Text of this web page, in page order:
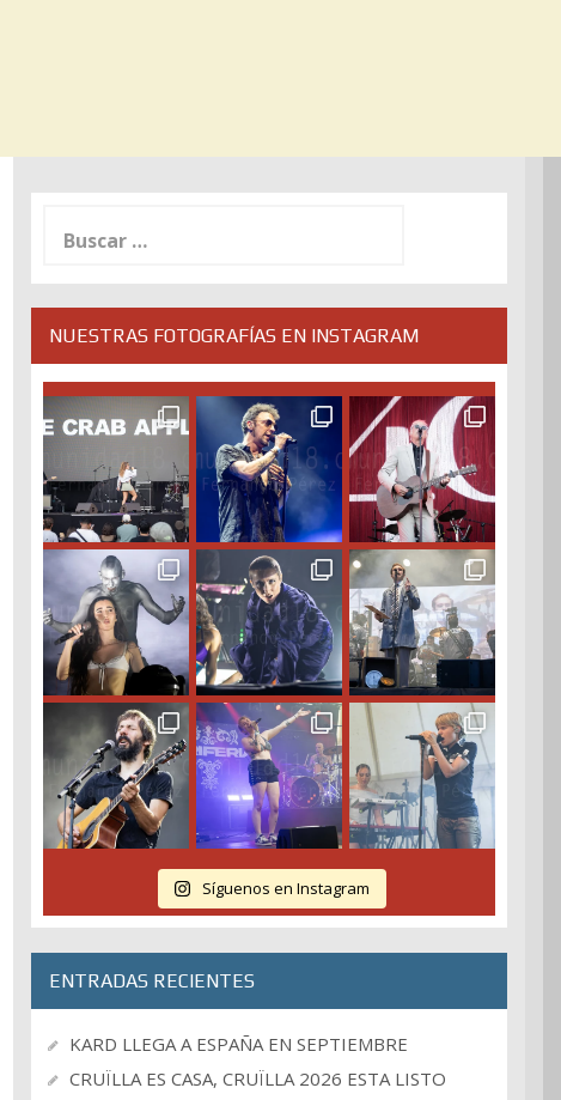
NUESTRAS FOTOGRAFÍAS EN INSTAGRAM
Síguenos en Instagram
ENTRADAS RECIENTES
KARD LLEGA A ESPAÑA EN SEPTIEMBRE
CRUÏLLA ES CASA, CRUÏLLA 2026 ESTA LISTO